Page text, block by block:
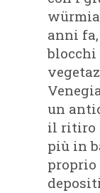
anni
blocchi
un
il ritiro
più in